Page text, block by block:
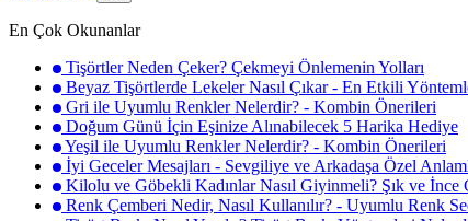
En Çok Okunanlar
Tişörtler Neden Çeker? Çekmeyi Önlemenin Yolları
Beyaz Tişörtlerde Lekeler Nasıl Çıkar - En Etkili
Gri ile Uyumlu Renkler Nelerdir? - Kombin Önerileri
Doğum Günü İçin Eşinize Alınabilecek 5 Harika Hediye
Yeşil ile Uyumlu Renkler Nelerdir? - Kombin Önerileri
İyi Geceler Mesajları - Sevgiliye ve Arkadaşa Özel
Kilolu ve Göbekli Kadınlar Nasıl Giyinmeli? Şık ve İnce
Renk Çemberi Nedir, Nasıl Kullanılır? - Uyumlu Renk